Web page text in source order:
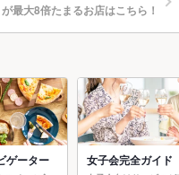
最大8倍たまるお店はこちら！
ゲーター 女子会完全ガイド